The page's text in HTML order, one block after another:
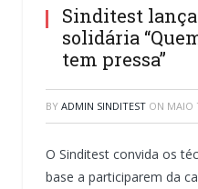
Sinditest
solidária
tem pressa”
BY ADMIN SINDITEST ON MAIO
O Sinditest convida os
base a participarem da